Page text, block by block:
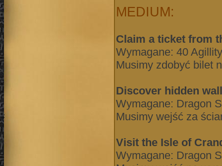
MEDIUM:
Claim a ticket from
Wymagane: 40
Musimy zdobyć bilet
Discover hidden
Wymagane: Dragon
Musimy wejść za
Visit the Isle of
Wymagane: Dragon